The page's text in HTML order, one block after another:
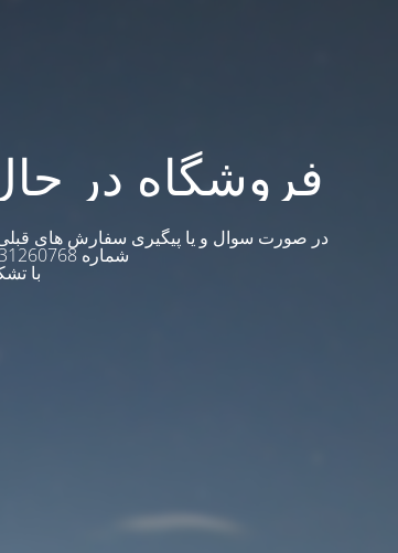
فروشگاه در
در صورت سوال و یا پیگیری سفارش های قبلی
شماره 09331260768 پیام بدید .
با